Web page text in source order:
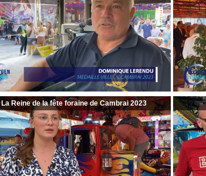
La Reine de la fête foraine de Cambrai 2023